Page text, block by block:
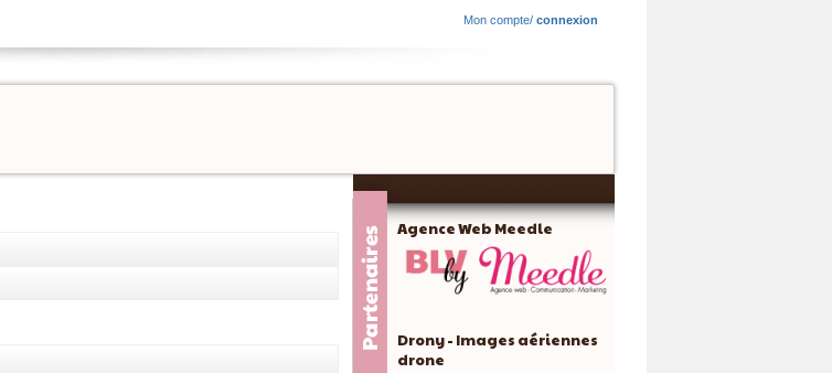
Mon compte/ connexion
Agence Web Meedle
Drony - Images aériennes
drone